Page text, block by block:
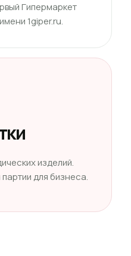
Гипермаркет
1giper.ru.
изделий.
для бизнеса.